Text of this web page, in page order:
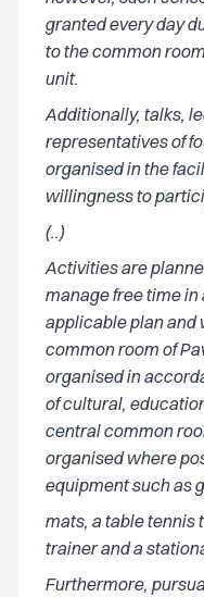
granted every day
to the common
unit.
Additionally, talks,
representatives of
organised in the
willingness to
(..)
Activities are
manage free time
applicable plan and
common room of
organised in
of cultural,
central common
organised where
equipment such as
mats, a table tennis
trainer and a
Furthermore,